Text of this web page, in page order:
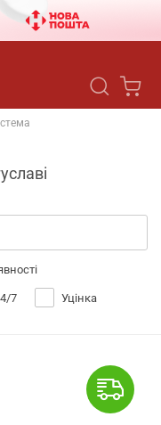
7 Уцінка